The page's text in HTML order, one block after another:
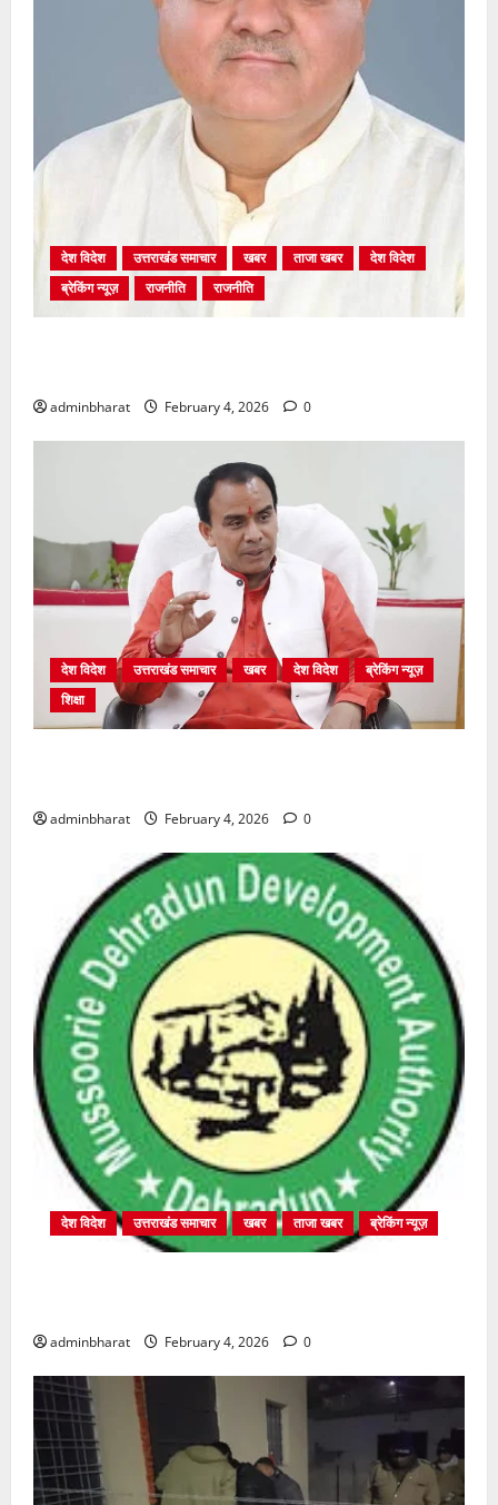
देश विदेश उत्तराखंड समाचार खबर ताजा खबर
देश विदेश
ब्रेकिंग न्यूज़
राजनीति राजनीति
adminbharat February 4, 2026 0
देश विदेश उत्तराखंड समाचार खबर देश विदेश
ब्रेकिंग न्यूज़
शिक्षा
adminbharat February 4, 2026 0
देश विदेश उत्तराखंड समाचार खबर ताजा खबर ब्रेकिंग न्यूज़
adminbharat February 4, 2026 0